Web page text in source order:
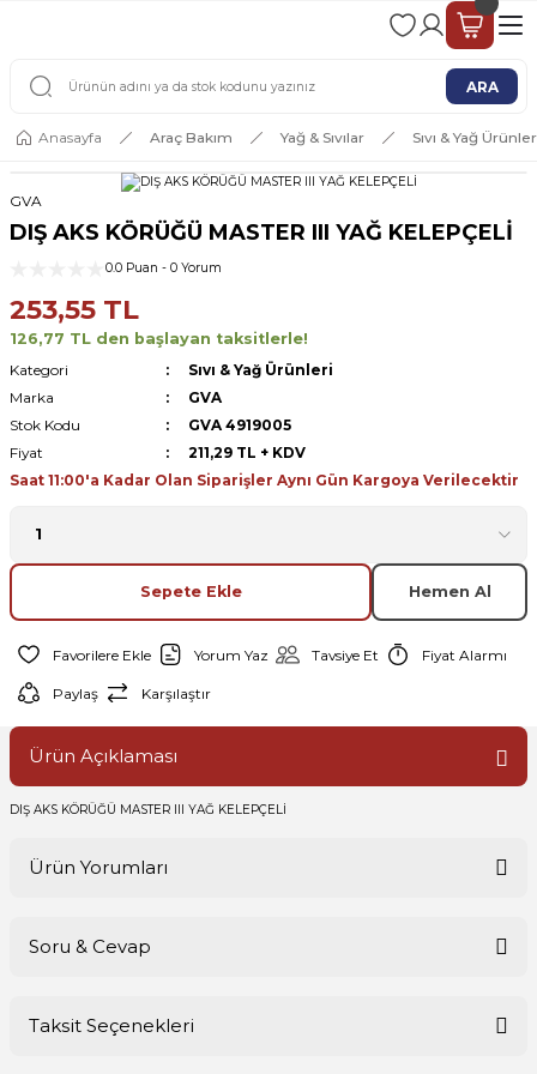
2 - 4 İŞ GÜNÜ İÇERİSİNDE KARGO
ARA
Anasayfa Araç Bakım Yağ & Sıvılar Sıvı & Yağ
GVA
DIŞ AKS KÖRÜĞÜ MASTER III YAĞ KELEPÇELİ
0.0 Puan - 0 Yorum
253,55 TL
126,77 TL den başlayan taksitlerle!
Kategori
Sıvı & Yağ Ürünleri
Marka
GVA
Stok Kodu
GVA 4919005
Fiyat
211,29 TL + KDV
Saat 11:00'a Kadar Olan Siparişler Aynı Gün Kargoya Verilecektir
Sepete Ekle Hemen Al
Yorum Yaz Tavsiye Et Fiyat Alarmı
Paylaş Karşılaştır
Ürün Açıklaması
DIŞ AKS KÖRÜĞÜ MASTER III YAĞ KELEPÇELİ
Ürün Yorumları
Soru & Cevap
Taksit Seçenekleri